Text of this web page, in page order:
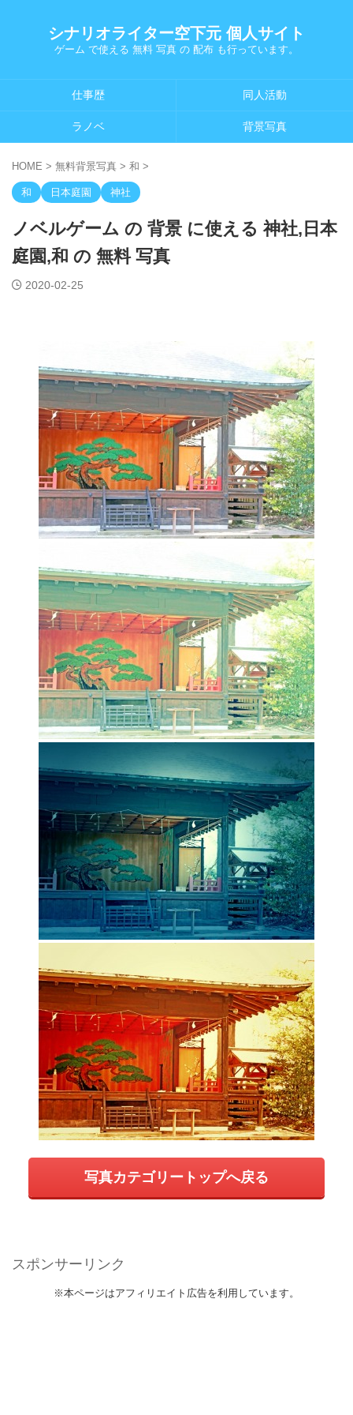
シナリオライター空下元 個人サイト
ゲーム で使える 無料 写真 の 配布 も行っています。
仕事歴 同人活動
ラノベ 背景写真
HOME > 無料背景写真 > 和 >
和 日本庭園 神社
ノベルゲーム の 背景 に使える 神社,日本
庭園,和 の 無料 写真
2020-02-25
写真カテゴリートップへ戻る
スポンサーリンク
※本ページはアフィリエイト広告を利用しています。